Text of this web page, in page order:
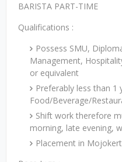
BARISTA PART-TIME
Qualifications :
Possess SMU,
Management,
or equivalent
Preferably less than 1
Food/Beverage/
Shift work therefore
morning, late evening,
Placement in